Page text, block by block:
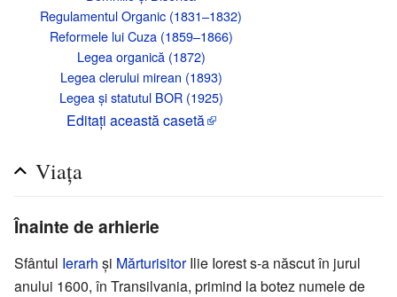
Regulamentul Organic (1831–1832)
Reformele lui Cuza (1859–1866)
Legea organică (1872)
Legea clerului mirean (1893)
Legea și statutul BOR (1925)
Editaţi această casetă
Viața
Înainte de arhierie
Sfântul Ierarh și MărturisitorIlie Iorest s-a născut în jurul
anului 1600, în Transilvania, primind la botez numele de